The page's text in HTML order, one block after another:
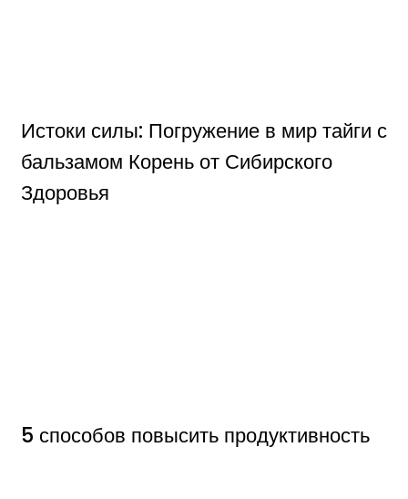
Истоки силы: Погружение в мир тайги с
бальзамом Корень от Сибирского
Здоровья
5 способов повысить продуктивность